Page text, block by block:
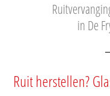
in De
Ruit herstellen?